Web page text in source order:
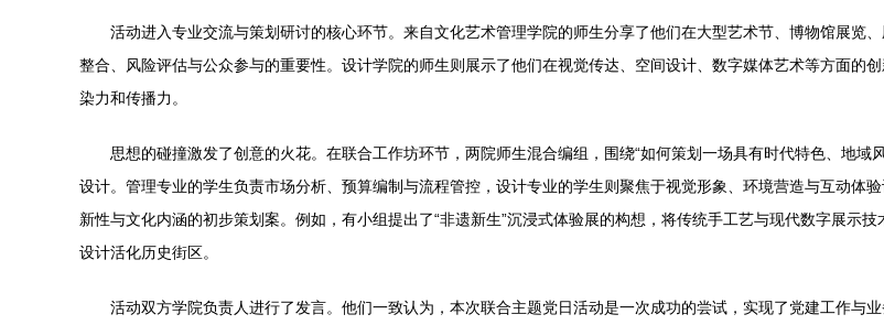
活动进入专业交流与策划研讨的核心环节。来自文化艺术管理学院的师生分享了他们在大型艺术节、博物馆展览
整合、风险评估与公众参与的重要性。设计学院的师生则展示了他们在视觉传达、空间设计、数字媒体艺术等方面的
染力和传播力。
思想的碰撞激发了创意的火花。在联合工作坊环节，两院师生混合编组，围绕“如何策划一场具有时代特色、地
设计。管理专业的学生负责市场分析、预算编制与流程管控，设计专业的学生则聚焦于视觉形象、环境营造与互动体
新性与文化内涵的初步策划案。例如，有小组提出了“非遗新生”沉浸式体验展的构想，将传统手工艺与现代数字展示
设计活化历史街区。
活动双方学院负责人进行了发言。他们一致认为，本次联合主题党日活动是一次成功的尝试，实现了党建工作与